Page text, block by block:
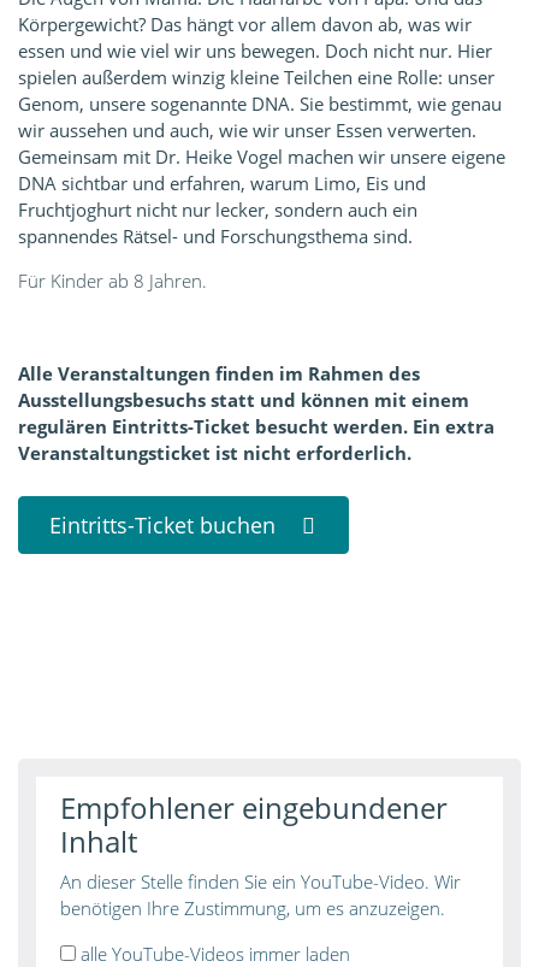
Körpergewicht? Das hängt vor allem davon ab, was wir
essen und wie viel wir uns bewegen. Doch nicht nur. Hier
spielen außerdem winzig kleine Teilchen eine Rolle: unser
Genom, unsere sogenannte DNA. Sie bestimmt, wie genau
wir aussehen und auch, wie wir unser Essen verwerten.
Gemeinsam mit Dr. Heike Vogel machen wir unsere eigene
DNA sichtbar und erfahren, warum Limo, Eis und
Fruchtjoghurt nicht nur lecker, sondern auch ein
spannendes Rätsel- und Forschungsthema sind.
Für Kinder ab 8 Jahren.
Alle Veranstaltungen finden im Rahmen des
Ausstellungsbesuchs statt und können mit einem
regulären Eintritts-Ticket besucht werden. Ein extra
Veranstaltungsticket ist nicht erforderlich.
Eintritts-Ticket buchen
Empfohlener eingebundener
Inhalt
An dieser Stelle finden Sie ein YouTube-Video. Wir
benötigen Ihre Zustimmung, um es anzuzeigen.
alle YouTube-Videos immer laden